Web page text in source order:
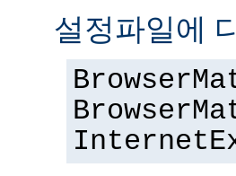
설정파일에